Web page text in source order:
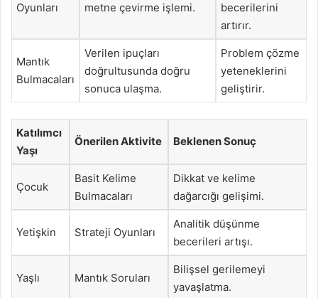
Oyunları
metne çevirme işlemi.
becerilerini
artırır.
Mantık
Bulmacaları
Verilen ipuçları
doğrultusunda doğru
sonuca ulaşma.
Problem çözme
yeteneklerini
geliştirir.
Katılımcı
Yaşı
Önerilen Aktivite Beklenen Sonuç
Çocuk
Basit Kelime
Bulmacaları
Dikkat ve kelime
dağarcığı gelişimi.
Yetişkin Strateji Oyunları
Analitik düşünme
becerileri artışı.
Yaşlı Mantık Soruları
Bilişsel gerilemeyi
yavaşlatma.